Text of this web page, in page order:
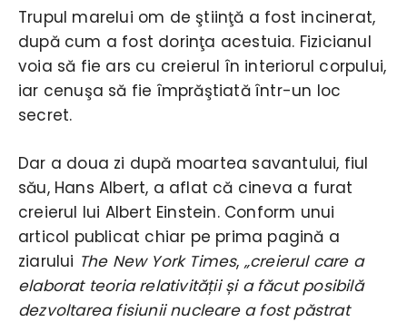
Trupul marelui om de ştiinţă a fost incinerat,
după cum a fost dorinţa acestuia. Fizicianul
voia să fie ars cu creierul în interiorul corpului,
iar cenuşa să fie împrăştiată într-un loc
secret.
Dar a doua zi după moartea savantului, fiul
său, Hans Albert, a aflat că cineva a furat
creierul lui Albert Einstein. Conform unui
articol publicat chiar pe prima pagină a
ziarului The New York Times, „creierul care a
elaborat teoria relativității și a făcut posibilă
dezvoltarea fisiunii nucleare a fost păstrat